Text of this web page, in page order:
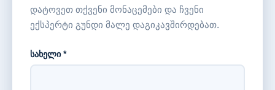
დატოვეთ თქვენი მონაცემები და ჩვენი
ექსპერტი გუნდი მალე დაგიკავშირდებათ.
სახელი *